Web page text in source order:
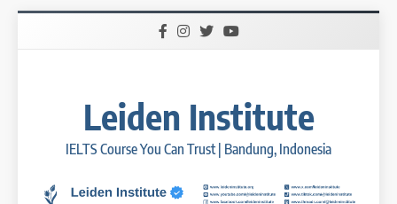
Leiden Institute
IELTS Course You Can Trust | Bandung, Indonesia